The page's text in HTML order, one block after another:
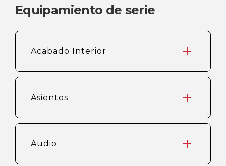
Equipamiento de serie
Acabado Interior
Asientos
Audio